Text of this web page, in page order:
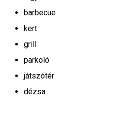
barbecue
kert
grill
parkoló
játszótér
dézsa